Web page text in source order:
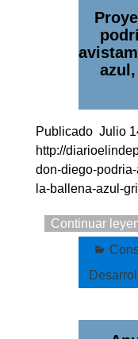
Publicado Julio
http://
don-diego-
la-ballena-azul-
Continuar